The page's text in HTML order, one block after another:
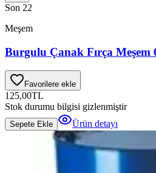
Son 22
Meşem
Burgulu Çanak Fırça Meşem
Favorilere ekle
125,00TL
Stok durumu bilgisi gizlenmiştir
Sepete Ekle Ürün detayı